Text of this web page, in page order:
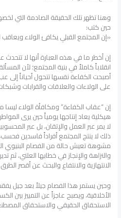
وهنا تظهر تلك الحقيقة الصادمة التي
حين كتب:
«إن المجتمع القبلي يكافئ الولاء
إن أخطر ما في هذه العبارة أنها لا
انقلاباً كاملاً في بنية المجتمع؛ لأن
أصبحت الكفاءة نفسها تتحول أحياناً إلى
على الولاءات والعلاقات والقرابات
إن “عقاب الكفاءة” ومكافأة الولاء ليسا
هيكلية يعاد إنتاجها يومياً حين يرى
لا يمر عبر العمل والإتقان، بل عبر
ذلك لا ينتج المجتمع أفراداً فاسدين
مشوهة تعيش حالة من الفصام البنيوي
والنزاهة والإنجاز في خطابها العلني، ثم
الانتهازية والانتفاع والبحث عن أقصر الطرق.
وحين يستمر هذا الفصام جيلاً بعد جيل
الأخلاقية، ويصبح عاجزاً عن التمييز بين
الاستحقاق الحقيقي والاستحقاق